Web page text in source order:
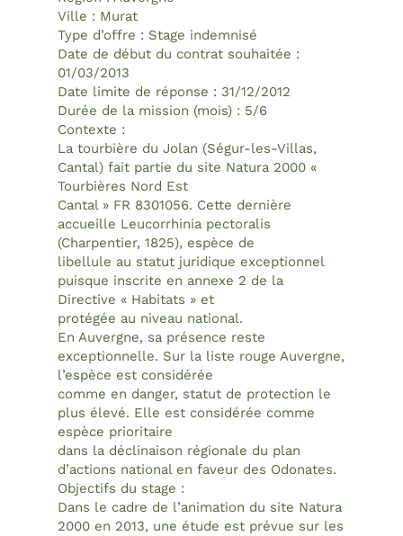
Ville : Murat
Type d’offre : Stage indemnisé
Date de début du contrat souhaitée :
01/03/2013
Date limite de réponse : 31/12/2012
Durée de la mission (mois) : 5/6
Contexte :
La tourbière du Jolan (Ségur-les-Villas,
Cantal) fait partie du site Natura 2000 «
Tourbières Nord Est
Cantal » FR 8301056. Cette dernière
accueille Leucorrhinia pectoralis
(Charpentier, 1825), espèce de
libellule au statut juridique exceptionnel
puisque inscrite en annexe 2 de la
Directive « Habitats » et
protégée au niveau national.
En Auvergne, sa présence reste
exceptionnelle. Sur la liste rouge Auvergne,
l’espèce est considérée
comme en danger, statut de protection le
plus élevé. Elle est considérée comme
espèce prioritaire
dans la déclinaison régionale du plan
d’actions national en faveur des Odonates.
Objectifs du stage :
Dans le cadre de l’animation du site Natura
2000 en 2013, une étude est prévue sur les